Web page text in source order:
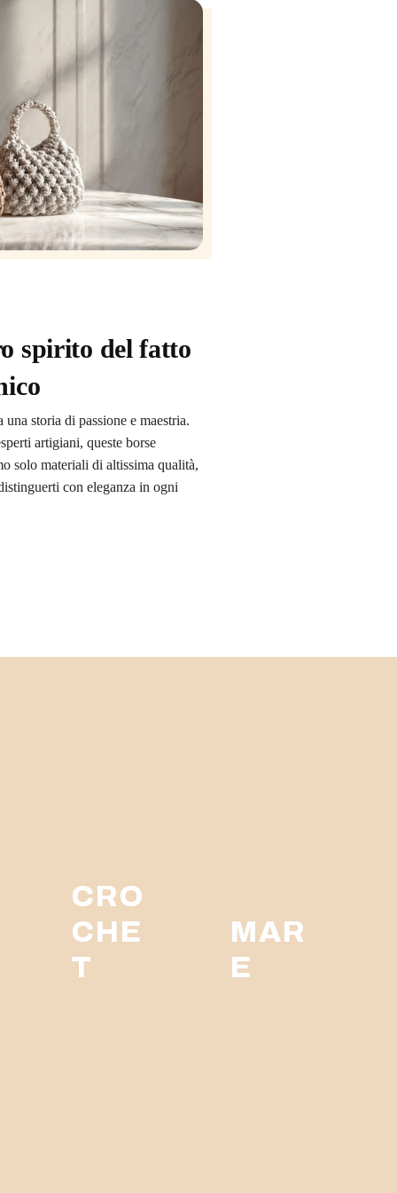
spirito del fatto
storia di passione e maestria.
artigiani, queste borse
solo materiali di altissima qualità,
con eleganza in ogni
CRO
CHE
T
MAR
E